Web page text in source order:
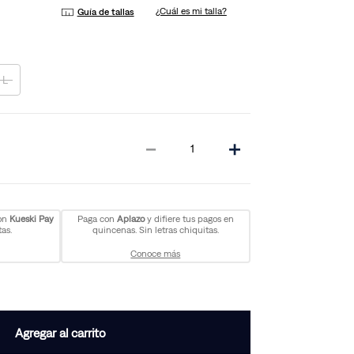
Guía de tallas ¿Cuál es mi talla?
L
＋
－
Kueski Pay
Paga con Aplazoy difiere tus pagos en
quincenas. Sin letras chiquitas.
Conoce más
Agregar al carrito